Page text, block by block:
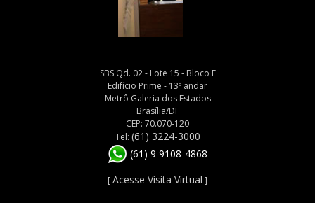
SBS Qd. 02 - Lote 15 - Bloco E
Edifício Prime - 13º andar
Metrô Galeria dos Estados
Brasília/DF
CEP: 70.070-120
Tel: (61) 3224-3000
(61) 9 9108-4868
[Acesse Visita Virtual ]